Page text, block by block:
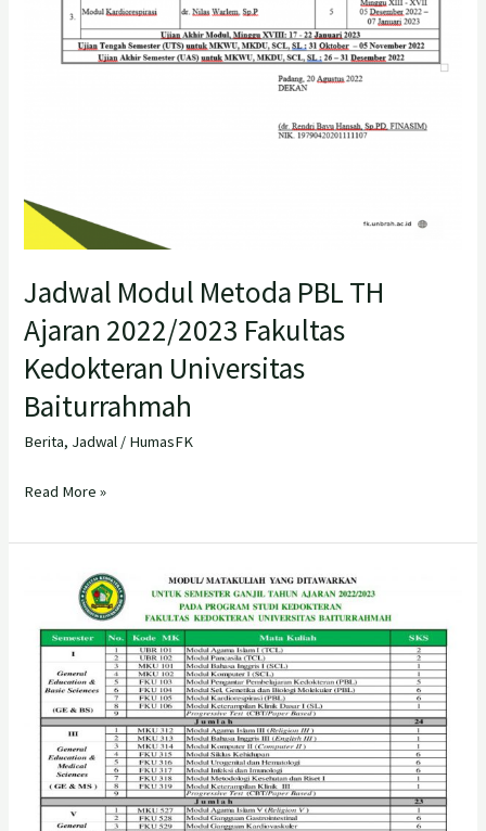
Jadwal Modul Metoda PBL TH
Ajaran 2022/2023 Fakultas
Kedokteran Universitas
Baiturrahmah
Berita, Jadwal / HumasFK
Read More »
Mata
Kuliah
Yang
Tawarkan
Untuk
Semester